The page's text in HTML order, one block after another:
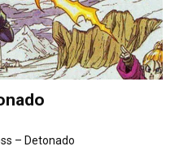
– Detonado